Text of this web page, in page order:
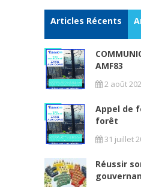
Articles Récents
AMF83
2 août
Appel de
forêt
31 juillet
Réussir